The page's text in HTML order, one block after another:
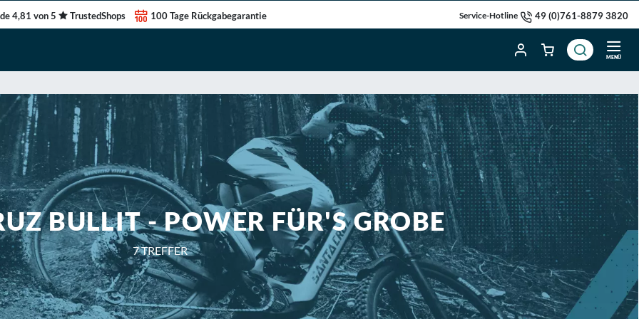
4,81 von 5 TrustedShops 100 Tage Rückgabegarantie Service-Hotline 49 (0)761-8879 3820
MENÜ
BULLIT - POWER FÜR'S GROBE
7TREFFER